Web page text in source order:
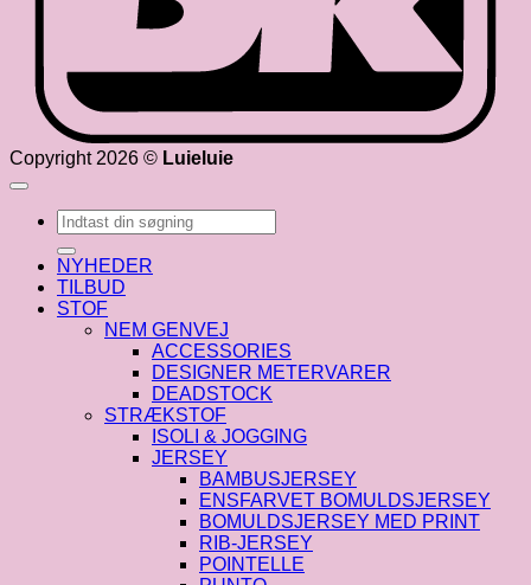
Copyright 2026 © Luieluie
Søg
efter:
NYHEDER
TILBUD
STOF
NEM GENVEJ
ACCESSORIES
DESIGNER METERVARER
DEADSTOCK
STRÆKSTOF
ISOLI & JOGGING
JERSEY
BAMBUSJERSEY
ENSFARVET BOMULDSJERSEY
BOMULDSJERSEY MED PRINT
RIB-JERSEY
POINTELLE